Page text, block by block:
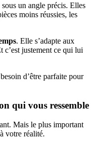
un angle précis. Elles
moins réussies, les
. Elle s’adapte aux
c’est justement ce qui lui
d’être parfaite pour
qui vous ressemble
Mais le plus important
votre réalité.